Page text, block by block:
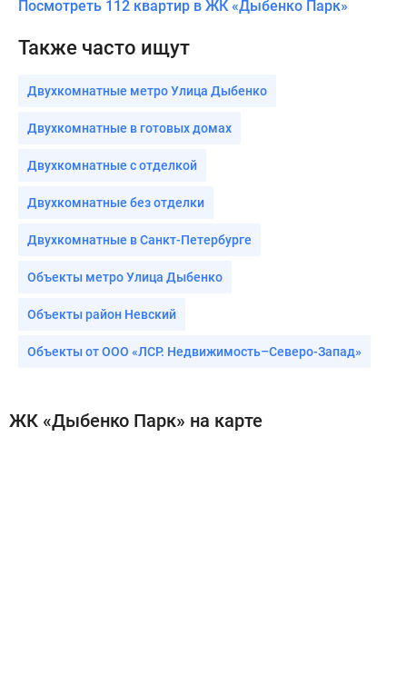
Посмотреть 112 квартир в ЖК «Дыбенко Парк»
Также часто ищут
Двухкомнатные метро Улица Дыбенко
Двухкомнатные в готовых домах
Двухкомнатные с отделкой
Двухкомнатные без отделки
Двухкомнатные в Санкт-Петербурге
Объекты метро Улица Дыбенко
Объекты район Невский
Объекты от ООО «ЛСР. Недвижимость–Северо-Запад»
ЖК «Дыбенко Парк» на карте